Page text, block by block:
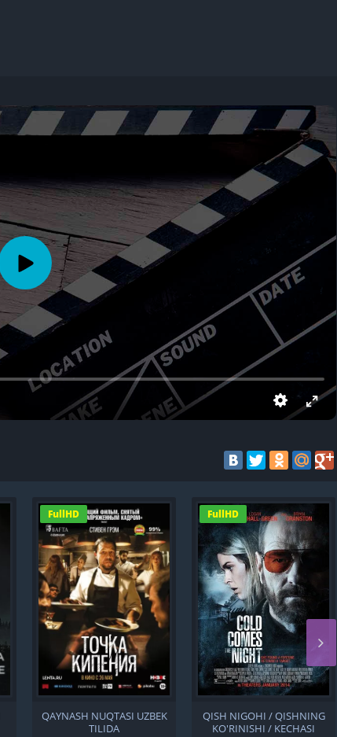
FullHD
QAYNASH NUQTASI UZBEK
TILIDA
FullHD
QISH NIGOHI / QISHNING
KO'RINISHI / KECHASI